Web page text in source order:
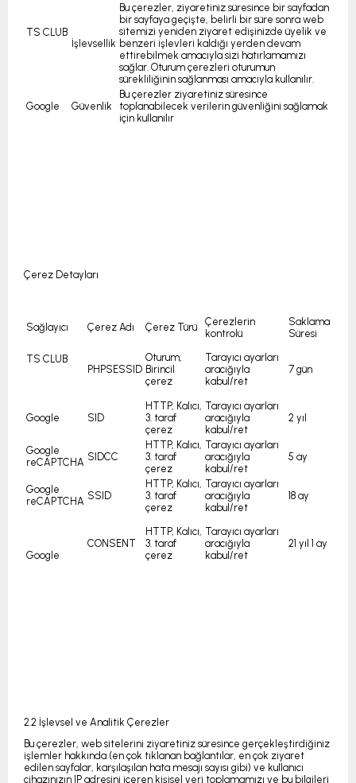
TS CLUB
İşlevsellik
Bu çerezler, ziyaretiniz süresince bir sayfadan
bir sayfaya geçişte, belirli bir süre sonra web
sitemizi yeniden ziyaret edişinizde üyelik ve
benzeri işlevleri kaldığı yerden devam
ettirebilmek amacıyla sizi hatırlamamızı
sağlar. Oturum çerezleri oturumun
sürekliliğinin sağlanması amacıyla kullanılır.
Google Güvenlik
Bu çerezler ziyaretiniz süresince
toplanabilecek verilerin güvenliğini sağlamak
için kullanılır
Çerez Detayları
Sağlayıcı Çerez Adı Çerez Türü
Çerezlerin
kontrolü
Saklama
Süresi
TS CLUB
PHPSESSID
Oturum,
Birincil
çerez
Tarayıcı ayarları
aracığıyla
kabul/ret
7 gün
Google SID
HTTP, Kalıcı,
3. taraf
çerez
Tarayıcı ayarları
aracığıyla
kabul/ret
2 yıl
Google
reCAPTCHA SIDCC
HTTP, Kalıcı,
3. taraf
çerez
Tarayıcı ayarları
aracığıyla
kabul/ret
5 ay
Google
reCAPTCHA SSID
HTTP, Kalıcı,
3. taraf
çerez
Tarayıcı ayarları
aracığıyla
kabul/ret
18 ay
Google
CONSENT
HTTP, Kalıcı,
3. taraf
çerez
Tarayıcı ayarları
aracığıyla
kabul/ret
21 yıl 1 ay
2.2 İşlevsel ve Analitik Çerezler
Bu çerezler, web sitelerini ziyaretiniz süresince gerçekleştirdiğiniz
işlemler hakkında (en çok tıklanan bağlantılar, en çok ziyaret
edilen sayfalar, karşılaşılan hata mesajı sayısı gibi) ve kullanıcı
cihazınızın IP adresini içeren kişisel veri toplamamızı ve bu bilgileri